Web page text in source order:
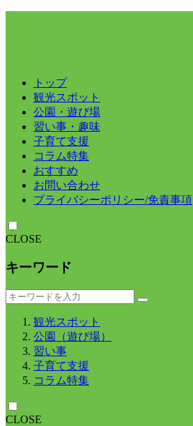
トップ
観光スポット
公園・遊び場
習い事・趣味
子育て支援
コラム特集
おすすめ
お問い合わせ
プライバシーポリシー/免責事項
CLOSE
キーワード
観光スポット
公園（遊び場）
習い事
子育て支援
コラム特集
CLOSE